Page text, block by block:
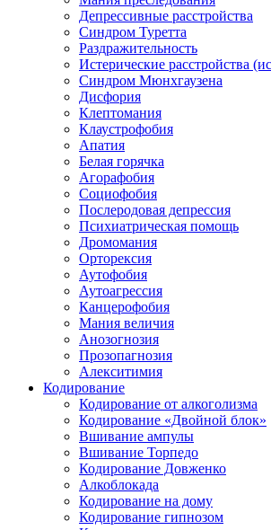
Депрессивные расстройства
Синдром Туретта
Раздражительность
Истерические расстройства
Синдром Мюнхгаузена
Дисфория
Клептомания
Клаустрофобия
Апатия
Белая горячка
Агорафобия
Социофобия
Послеродовая депрессия
Психиатрическая помощь
Дромомания
Орторексия
Аутофобия
Аутоагрессия
Канцерофобия
Мания величия
Анозогнозия
Прозопагнозия
Алекситимия
Кодирование
Кодирование от алкоголизма
Кодирование «Двойной блок»
Вшивание ампулы
Вшивание Торпедо
Кодирование Довженко
Алкоблокада
Кодирование на дому
Кодирование гипнозом